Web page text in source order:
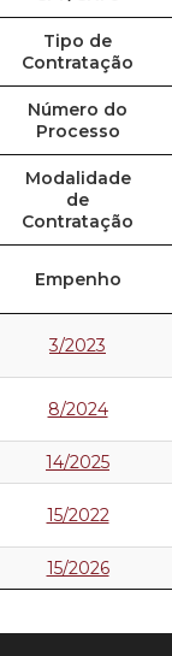
Tipo de
Contratação
Número do
Processo
Modalidade
de
Contratação
Empenho
3/2023
8/2024
14/2025
15/2022
15/2026